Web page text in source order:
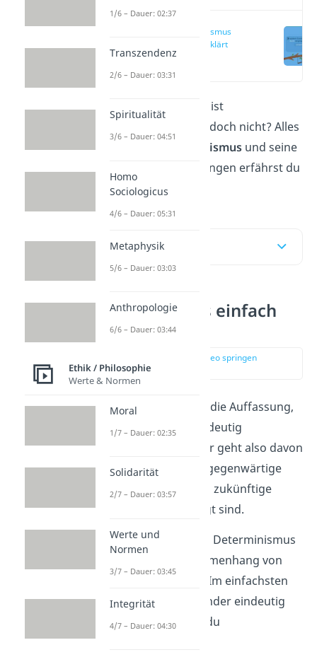
Determinismus
einfach erklärt
(00:17)
Alles in unserem Leben ist
vorherbestimmt! Oder doch nicht? Alles
rund um den
Determinismus und seine
verschiedenen Auslegungen erfährst du
.
Inhaltsübersicht
Determinismus einfach
erklärt
zur Stelle im Video springen
(00:17)
Der Determinismus
ist die Auffassung,
dass alle Ereignisse eindeutig
vorherbestimmt sind. Er geht also davon
aus, dass vergangene, gegenwärtige
und insbesondere auch zukünftige
Geschehnisse festgelegt sind.
Der Grundgedanke des Determinismus
basiert auf dem Zusammenhang von
Ursache und Wirkung
. Im einfachsten
Fall lassen sie sich einander eindeutig
zuordnen. Das nennst du
dann
1/6 – Dauer: 02:37
Transzendenz
2/6 – Dauer: 03:31
Spiritualität
3/6 – Dauer: 04:51
Homo
Sociologicus
4/6 – Dauer: 05:31
Metaphysik
5/6 – Dauer: 03:03
Anthropologie
6/6 – Dauer: 03:44
Ethik / Philosophie
Werte & Normen
Moral
1/7 – Dauer: 02:35
Solidarität
2/7 – Dauer: 03:57
Werte und
Normen
3/7 – Dauer: 03:45
Integrität
4/7 – Dauer: 04:30